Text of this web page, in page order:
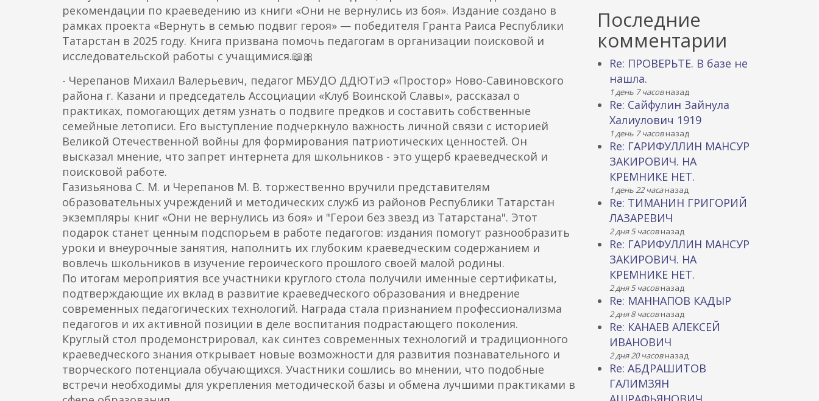
рекомендации по краеведению из книги «Они не вернулись из боя». Издание создано в
рамках проекта «Вернуть в семью подвиг героя» — победителя Гранта Раиса Республики
Татарстан в 2025 году. Книга призвана помочь педагогам в организации поисковой и
исследовательской работы с учащимися.📖🎀
- Черепанов Михаил Валерьевич, педагог МБУДО ДДЮТиЭ «Простор» Ново‑Савиновского
района г. Казани и председатель Ассоциации «Клуб Воинской Славы», рассказал о
практиках, помогающих детям узнать о подвиге предков и составить собственные
семейные летописи. Его выступление подчеркнуло важность личной связи с историей
Великой Отечественной войны для формирования патриотических ценностей. Он
высказал мнение, что запрет интернета для школьников - это ущерб краеведческой и
поисковой работе.
Газизьянова С. М. и Черепанов М. В. торжественно вручили представителям
образовательных учреждений и методических служб из районов Республики Татарстан
экземпляры книг «Они не вернулись из боя» и "Герои без звезд из Татарстана". Этот
подарок станет ценным подспорьем в работе педагогов: издания помогут разнообразить
уроки и внеурочные занятия, наполнить их глубоким краеведческим содержанием и
вовлечь школьников в изучение героического прошлого своей малой родины.
По итогам мероприятия все участники круглого стола получили именные сертификаты,
подтверждающие их вклад в развитие краеведческого образования и внедрение
современных педагогических технологий. Награда стала признанием профессионализма
педагогов и их активной позиции в деле воспитания подрастающего поколения.
Круглый стол продемонстрировал, как синтез современных технологий и традиционного
краеведческого знания открывает новые возможности для развития познавательного и
творческого потенциала обучающихся. Участники сошлись во мнении, что подобные
встречи необходимы для укрепления методической базы и обмена лучшими практиками в
Последние
комментарии
Re: ПРОВЕРЬТЕ. В базе не
нашла.
1 день 7 часовназад
Re: Сайфулин Зайнула
Халиулович 1919
1 день 7 часовназад
Re: ГАРИФУЛЛИН МАНСУР
ЗАКИРОВИЧ. НА
КРЕМНИКЕ НЕТ.
1 день 22 часаназад
Re: ТИМАНИН ГРИГОРИЙ
ЛАЗАРЕВИЧ
2 дня 5 часовназад
Re: ГАРИФУЛЛИН МАНСУР
ЗАКИРОВИЧ. НА
КРЕМНИКЕ НЕТ.
2 дня 5 часовназад
Re: МАННАПОВ КАДЫР
2 дня 8 часовназад
Re: КАНАЕВ АЛЕКСЕЙ
ИВАНОВИЧ
2 дня 20 часовназад
Re: АБДРАШИТОВ
ГАЛИМЗЯН